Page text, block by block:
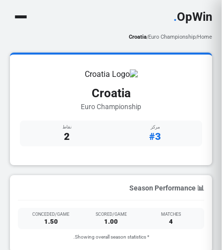
OpWin
.
Home
/
Euro Championship
/
Croatia
Croatia
Euro Championship
مركز
#3
نقاط
2
📊 Season Performance
MATCHES
4
SCORED/GAME
1.00
CONCEDED/GAME
1.50
* Showing overall season statistics.